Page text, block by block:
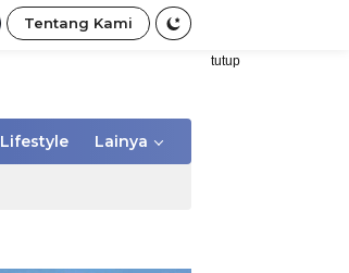
Tentang Kami
tutup
Lifestyle Lainya